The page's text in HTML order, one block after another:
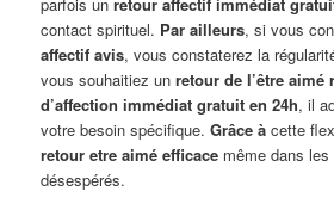
contact spirituel. Par ailleurs, si vous
affectif avis, vous constaterez la
vous souhaitiez unretour de l’être aimé
d’affection immédiat gratuit en 24h, il
votre besoin spécifique.Grâce à cette
retour etre aimé efficace même dans
désespérés.